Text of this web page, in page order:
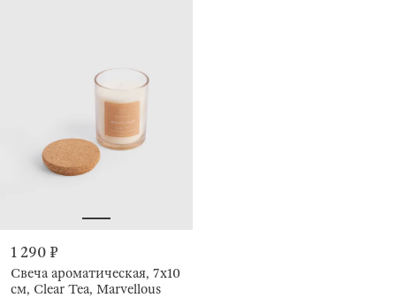
1 290 ₽
Свеча ароматическая, 7х10
см, Clear Tea, Marvellous